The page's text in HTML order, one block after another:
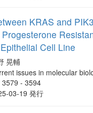
KRAS and
Cell Line
晃輔
issues in molecular
3579 - 3594
03-19 発行